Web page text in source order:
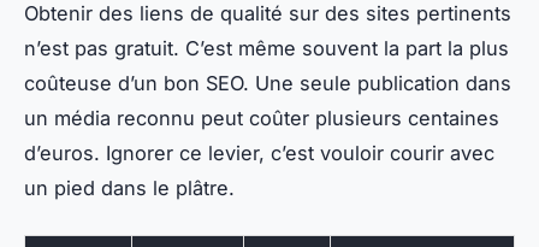
Obtenir des liens de qualité sur des sites pertinents
n’est pas gratuit. C’est même souvent la part la plus
coûteuse d’un bon SEO. Une seule publication dans
un média reconnu peut coûter plusieurs centaines
d’euros. Ignorer ce levier, c’est vouloir courir avec
un pied dans le plâtre.